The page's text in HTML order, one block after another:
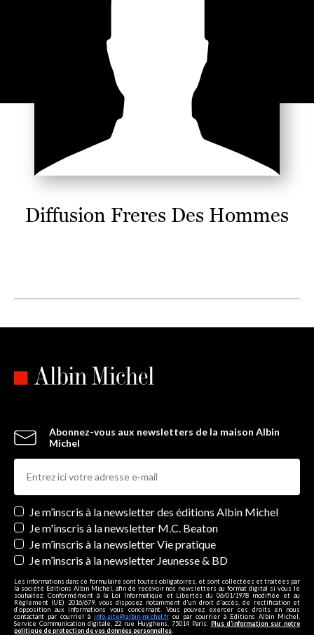
Diffusion Freres Des Hommes
Abonnez-vous aux newsletters de la maison Albin
Michel
Newsletters
Je m’inscris à la newsletter des éditions Albin Michel
Je m'inscris à la newsletter M.C. Beaton
Je m’inscris à la newsletter Vie pratique
Je m’inscris à la newsletter Jeunesse & BD
Les informations dans ce formulaire sont toutes obligatoires, et sont collectées et traitées par
la société Editions Albin Michel, afin de recevoir nos newsletters au format digital si vous le
souhaitez. Conformément à la Loi Informatique et Libertés du 06/01/1978 modifiée et au
Règlement (UE) 2016/679, vous disposez notamment d'un droit d'accès, de rectification et
d’opposition aux informations vous concernant. Vous pouvez exercer ces droits en nous
contactant par courriel à info-site@albin-michel.fr ou par courrier à Editions Albin Michel,
Service Communication digitale, 22 rue Huyghens, 75014 Paris. Plus d’information sur notre
politique de protection de vos données personnelles